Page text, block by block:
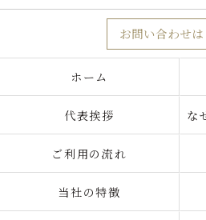
お問い合わせ
ホーム
代表挨拶 な
ご利用の流れ
当社の特徴